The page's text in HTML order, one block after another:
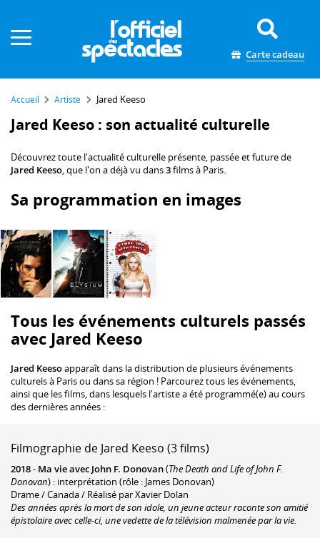
Carte cadeau
Accueil Artiste Jared Keeso
Jared Keeso : son actualité culturelle
Découvrez toute l'actualité culturelle présente, passée et future de
Jared Keeso, que l'on a déjà vu dans3films à Paris.
Sa programmation en images
Tous les événements culturels passés
avec Jared Keeso
Jared Keesoapparaît dans la distribution de plusieurs événements
culturels à Paris ou dans sa région ! Parcourez tous les événements,
ainsi que les films, dans lesquels l'artiste a été programmé(e) au cours
des dernières années :
Filmographie de Jared Keeso (3 films)
2018- Ma vie avec John F. Donovan(The Death and Life of John F.
Donovan) : interprétation (rôle : James Donovan)
Drame / Canada / Réalisé par Xavier Dolan
Des années après la mort de son idole, un jeune acteur raconte son amitié
épistolaire avec celle-ci, une vedette de la télévision malmenée par la vie.